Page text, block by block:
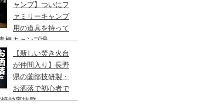
ャンプ】ついにフ
ァミリーキャンプ
用の道具を持って
根キャンプ場
【新しい焚き火台
が仲間入り】長野
県の薗部技研製・
お洒落で初心者で
効率抜群